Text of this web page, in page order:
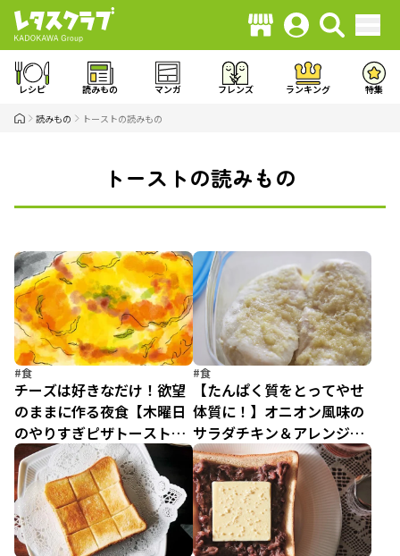
レシピ 読みもの マンガ フレンズ ランキング 特集
読みもの トーストの読みもの
トーストの読みもの
#食
チーズは好きなだけ！欲望
のままに作る夜食【木曜日
のやりすぎピザトースト】
／疲れた人に夜食を届ける
出前店1（4）
#食
【たんぱく質をとってやせ
体質に！】オニオン風味の
サラダチキン＆アレンジレ
シピ4品